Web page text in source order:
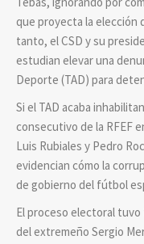
que proyecta la elección
tanto, el CSD y su
estudian elevar una
Deporte (TAD) para
Si el TAD acaba
consecutivo de la RFEF
Luis Rubiales y Pedro
evidencian cómo la
de gobierno del fútbol
El proceso electoral
del extremeño Sergio